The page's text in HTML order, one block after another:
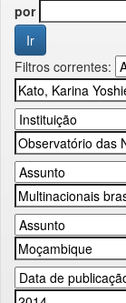
por
Filtros correntes: